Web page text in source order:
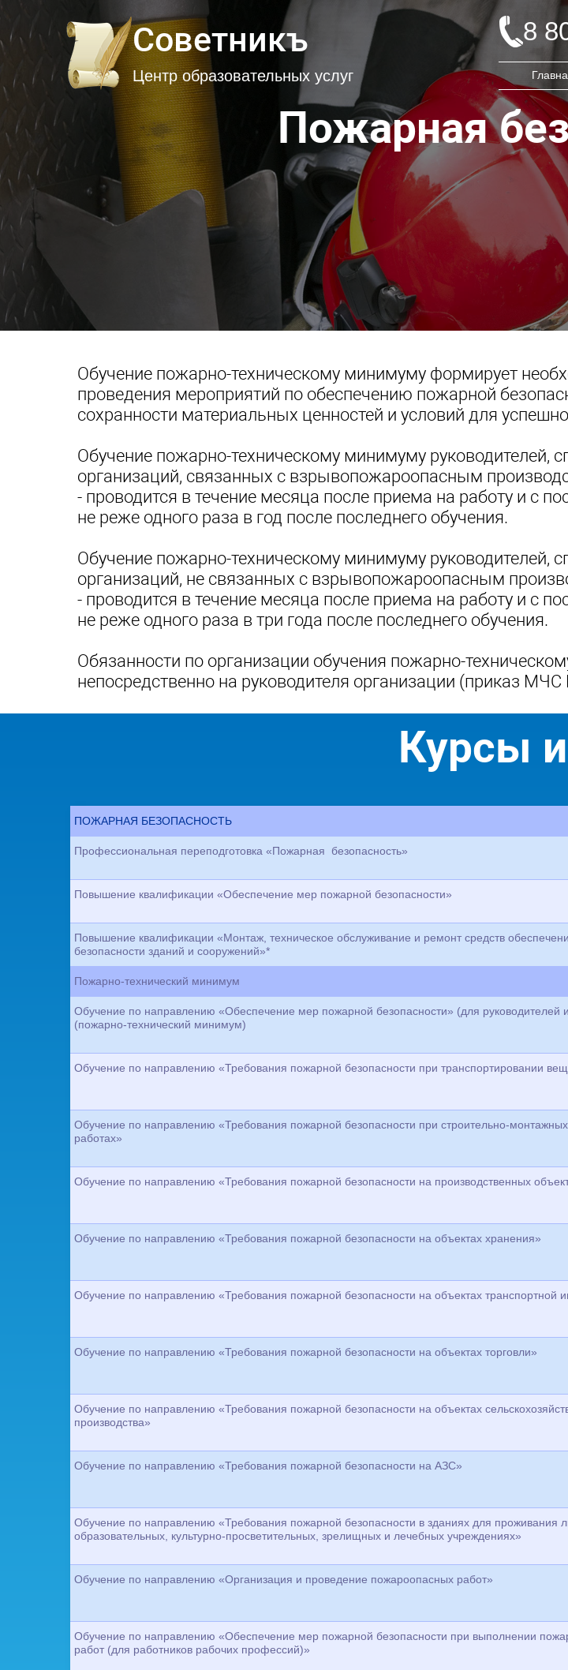
Советникъ
Центр образовательных услуг
8
Пожарная
Обучение пожарно-техническому минимуму формирует
проведения мероприятий по обеспечению пожарной
сохранности материальных ценностей и условий для
Обучение пожарно-техническому минимуму руководителей,
организаций, связанных с взрывопожароопасным
- проводится в течение месяца после приема на работу и с
не реже одного раза в год после последнего обучения.
Обучение пожарно-техническому минимуму руководителей,
организаций, не связанных с взрывопожароопасным
- проводится в течение месяца после приема на работу и с
не реже одного раза в три года после последнего обучения.
Обязанности по организации обучения пожарно-
непосредственно на руководителя организации (приказ МЧС
Курсы
ПОЖАРНАЯ БЕЗОПАСНОСТЬ
Профессиональная переподготовка «Пожарная безопасность»
Повышение квалификации «Обеспечение мер пожарной безопасности»
Повышение квалификации «Монтаж, техническое обслуживание и ремонт средств
безопасности зданий и сооружений»*
Пожарно-технический минимум
Обучение по направлению «Обеспечение мер пожарной безопасности» (для руководителей
(пожарно-технический минимум)
Обучение по направлению «Требования пожарной безопасности при транспортировании
Обучение по направлению «Требования пожарной безопасности при строительно-
работах»
Обучение по направлению «Требования пожарной безопасности на производственных
Обучение по направлению «Требования пожарной безопасности на объектах хранения»
Обучение по направлению «Требования пожарной безопасности на объектах транспортной
Обучение по направлению «Требования пожарной безопасности на объектах торговли»
Обучение по направлению «Требования пожарной безопасности на объектах
производства»
Обучение по направлению «Требования пожарной безопасности на АЗС»
Обучение по направлению «Требования пожарной безопасности в зданиях для проживания
образовательных, культурно-просветительных, зрелищных и лечебных учреждениях»
Обучение по направлению «Организация и проведение пожароопасных работ»
Обучение по направлению «Обеспечение мер пожарной безопасности при выполнении
работ (для работников рабочих профессий)»